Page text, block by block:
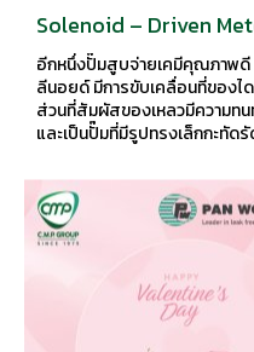
Solenoid – Driven Metering
TACMINA
อีกหนึ่งปั๊มสูบจ่ายเคมีคุณภาพดี
ลีนอยด์ มีการขับเคลื่อนที่ของ
ส่วนที่สัมผัสของเหลวมีความท
และเป็นปั๊มที่มีรูปทรงเล็กกะทัด